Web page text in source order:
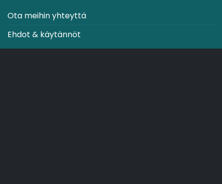
Ota meihin yhteyttä
Ehdot & käytännöt